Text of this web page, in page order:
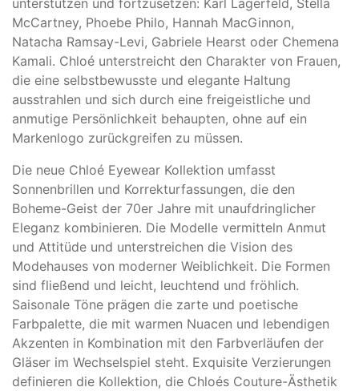
unterstützen und fortzusetzen: Karl Lagerfeld, Stella
McCartney, Phoebe Philo, Hannah MacGinnon,
Natacha Ramsay-Levi, Gabriele Hearst oder Chemena
Kamali. Chloé unterstreicht den Charakter von Frauen,
die eine selbstbewusste und elegante Haltung
ausstrahlen und sich durch eine freigeistliche und
anmutige Persönlichkeit behaupten, ohne auf ein
Markenlogo zurückgreifen zu müssen.
Die neue Chloé Eyewear Kollektion umfasst
Sonnenbrillen und Korrekturfassungen, die den
Boheme-Geist der 70er Jahre mit unaufdringlicher
Eleganz kombinieren. Die Modelle vermitteln Anmut
und Attitüde und unterstreichen die Vision des
Modehauses von moderner Weiblichkeit. Die Formen
sind fließend und leicht, leuchtend und fröhlich.
Saisonale Töne prägen die zarte und poetische
Farbpalette, die mit warmen Nuacen und lebendigen
Akzenten in Kombination mit den Farbverläufen der
Gläser im Wechselspiel steht. Exquisite Verzierungen
definieren die Kollektion, die Chloés Couture-Ästhetik